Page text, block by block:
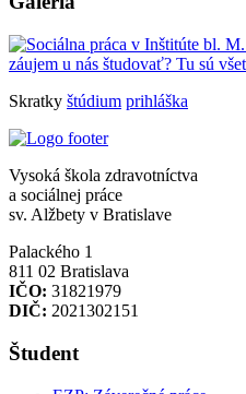
Skratky štúdium prihláška
Vysoká škola zdravotníctva
a sociálnej práce
sv. Alžbety v Bratislave
Palackého 1
811 02 Bratislava
IČO: 31821979
DIČ: 2021302151
Študent